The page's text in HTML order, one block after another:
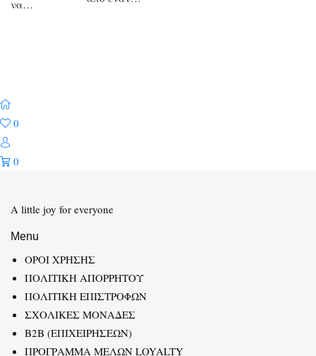
να…
0
0
A little joy for everyone
Menu
ΟΡΟΙ ΧΡΗΣΗΣ
ΠΟΛΙΤΙΚΗ ΑΠΟΡΡΗΤΟΥ
ΠΟΛΙΤΙΚΗ ΕΠΙΣΤΡΟΦΩΝ
ΣΧΟΛΙΚΕΣ ΜΟΝΑΔΕΣ
B2B (ΕΠΙΧΕΙΡΗΣΕΩΝ)
ΠΡΟΓΡΑΜΜΑ ΜΕΛΩΝ LOYALTY